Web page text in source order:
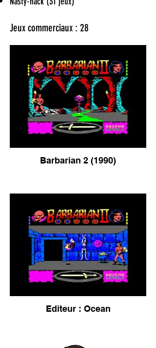
Jeux commerciaux : 28
Barbarian 2 (1990)
Editeur : Ocean